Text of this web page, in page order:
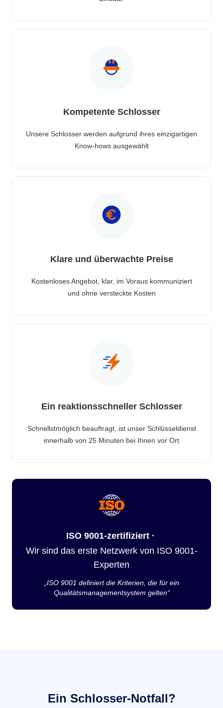
Kompetente Schlosser
Unsere Schlosser werden aufgrund ihres einzigartigen
Know-hows ausgewählt
Klare und überwachte Preise
Kostenloses Angebot, klar, im Voraus kommuniziert
und ohne versteckte Kosten
Ein reaktionsschneller Schlosser
Schnellstmöglich beauftragt, ist unser Schlüsseldienst
innerhalb von 25 Minuten bei Ihnen vor Ort
ISO 9001-zertifiziert ·
Wir sind das erste Netzwerk von ISO 9001-
Experten
„ISO 9001 definiert die Kriterien, die für ein
Qualitätsmanagementsystem gelten“
Ein Schlosser-Notfall?